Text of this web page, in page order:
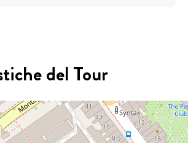
del Tour